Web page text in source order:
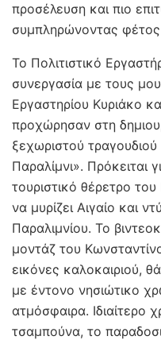
προσέλευση και πιο
συμπληρώνοντας φέτος
Το Πολιτιστικό
συνεργασία με τους
Εργαστηρίου Κυριάκο
προχώρησαν στη
ξεχωριστού
Παραλίμνι». Πρόκειται
τουριστικό θέρετρο
να μυρίζει Αιγαίο και
Παραλιμνίου. Το
μοντάζ του
εικόνες καλοκαιριού,
με έντονο νησιώτικο
ατμόσφαιρα. Ιδιαίτερο
τσαμπούνα, το